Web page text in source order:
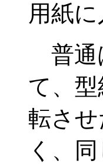
用紙に
普通
て、
転さ
く、